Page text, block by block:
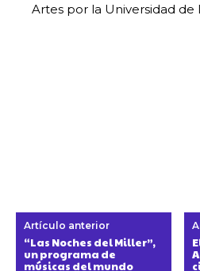
Artes por la Universidad de
Artículo anterior
“Las Noches del Miller”,
un programa de
músicas del mundo